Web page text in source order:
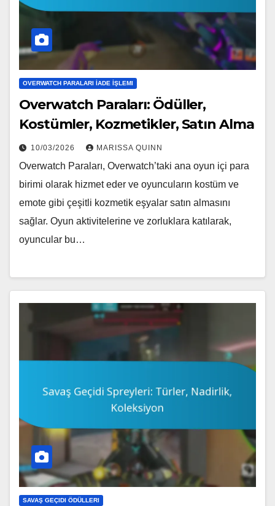
OVERWATCH PARALARI İADE İŞLEMI
Overwatch Paraları: Ödüller,
Kostümler, Kozmetikler, Satın Alma
10/03/2026 MARISSA QUINN
Overwatch Paraları, Overwatch’taki ana oyun içi para
birimi olarak hizmet eder ve oyuncuların kostüm ve
emote gibi çeşitli kozmetik eşyalar satın almasını
sağlar. Oyun aktivitelerine ve zorluklara katılarak,
oyuncular bu…
SAVAŞ GEÇIDI ÖDÜLLERI